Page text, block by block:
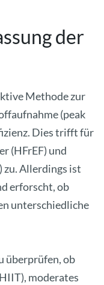
der
Methode zur
(peak
Dies trifft für
(HFrEF) und
zu. Allerdings ist
erforscht, ob
unterschiedliche
überprüfen, ob
moderates